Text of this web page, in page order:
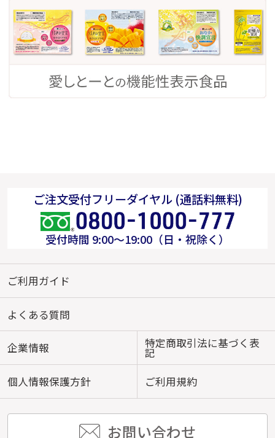
ご注文受付フリーダイヤル (通話料無料)
受付時間 9:00～19:00（日・祝除く）
ご利用ガイド
よくある質問
企業情報 特定商取引法に基づく表
記
個人情報保護方針
ご利用規約
お問い合わせ